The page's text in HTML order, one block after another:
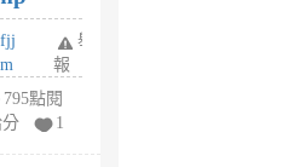
個
月
前
fjj
m
w
rs
舉
報
795點閱
1